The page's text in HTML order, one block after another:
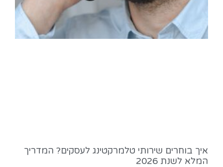
איך בוחרים שירותי טלמרקטינג לעסקים? המדריך
המלא לשנת 2026